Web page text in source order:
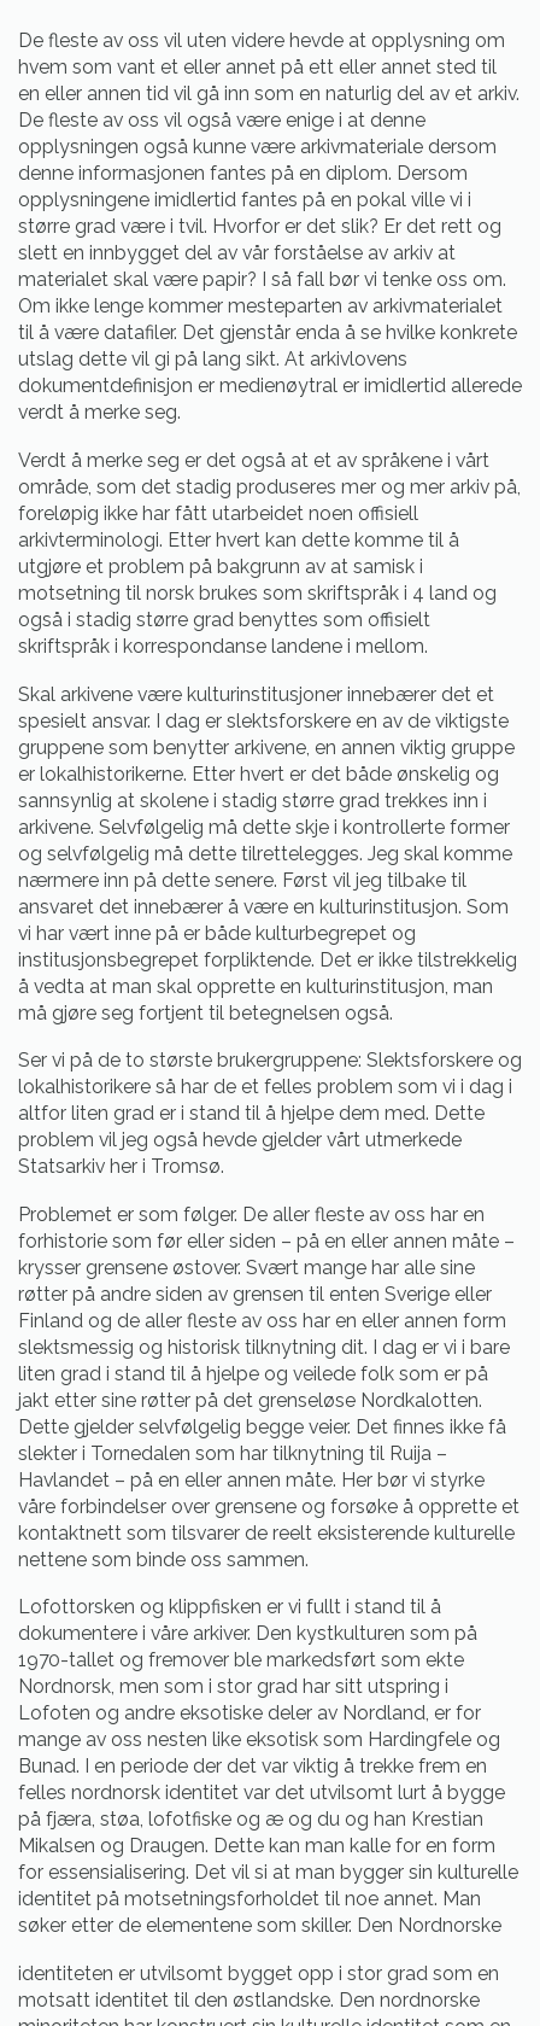
De fleste av oss vil uten videre hevde at opplysning om
hvem som vant et eller annet på ett eller annet sted til
en eller annen tid vil gå inn som en naturlig del av et arkiv.
De fleste av oss vil også være enige i at denne
opplysningen også kunne være arkivmateriale dersom
denne informasjonen fantes på en diplom. Dersom
opplysningene imidlertid fantes på en pokal ville vi i
større grad være i tvil. Hvorfor er det slik? Er det rett og
slett en innbygget del av vår forståelse av arkiv at
materialet skal være papir? I så fall bør vi tenke oss om.
Om ikke lenge kommer mesteparten av arkivmaterialet
til å være datafiler. Det gjenstår enda å se hvilke konkrete
utslag dette vil gi på lang sikt. At arkivlovens
dokumentdefinisjon er medienøytral er imidlertid allerede
verdt å merke seg.
Verdt å merke seg er det også at et av språkene i vårt
område, som det stadig produseres mer og mer arkiv på,
foreløpig ikke har fått utarbeidet noen offisiell
arkivterminologi. Etter hvert kan dette komme til å
utgjøre et problem på bakgrunn av at samisk i
motsetning til norsk brukes som skriftspråk i 4 land og
også i stadig større grad benyttes som offisielt
skriftspråk i korrespondanse landene i mellom.
Skal arkivene være kulturinstitusjoner innebærer det et
spesielt ansvar. I dag er slektsforskere en av de viktigste
gruppene som benytter arkivene, en annen viktig gruppe
er lokalhistorikerne. Etter hvert er det både ønskelig og
sannsynlig at skolene i stadig større grad trekkes inn i
arkivene. Selvfølgelig må dette skje i kontrollerte former
og selvfølgelig må dette tilrettelegges. Jeg skal komme
nærmere inn på dette senere. Først vil jeg tilbake til
ansvaret det innebærer å være en kulturinstitusjon. Som
vi har vært inne på er både kulturbegrepet og
institusjonsbegrepet forpliktende. Det er ikke tilstrekkelig
å vedta at man skal opprette en kulturinstitusjon, man
må gjøre seg fortjent til betegnelsen også.
Ser vi på de to største brukergruppene: Slektsforskere og
lokalhistorikere så har de et felles problem som vi i dag i
altfor liten grad er i stand til å hjelpe dem med. Dette
problem vil jeg også hevde gjelder vårt utmerkede
Statsarkiv her i Tromsø.
Problemet er som følger. De aller fleste av oss har en
forhistorie som før eller siden – på en eller annen måte –
krysser grensene østover. Svært mange har alle sine
røtter på andre siden av grensen til enten Sverige eller
Finland og de aller fleste av oss har en eller annen form
slektsmessig og historisk tilknytning dit. I dag er vi i bare
liten grad i stand til å hjelpe og veilede folk som er på
jakt etter sine røtter på det grenseløse Nordkalotten.
Dette gjelder selvfølgelig begge veier. Det finnes ikke få
slekter i Tornedalen som har tilknytning til Ruija –
Havlandet – på en eller annen måte. Her bør vi styrke
våre forbindelser over grensene og forsøke å opprette et
kontaktnett som tilsvarer de reelt eksisterende kulturelle
nettene som binde oss sammen.
Lofottorsken og klippfisken er vi fullt i stand til å
dokumentere i våre arkiver. Den kystkulturen som på
1970-tallet og fremover ble markedsført som ekte
Nordnorsk, men som i stor grad har sitt utspring i
Lofoten og andre eksotiske deler av Nordland, er for
mange av oss nesten like eksotisk som Hardingfele og
Bunad. I en periode der det var viktig å trekke frem en
felles nordnorsk identitet var det utvilsomt lurt å bygge
på fjæra, støa, lofotfiske og æ og du og han Krestian
Mikalsen og Draugen. Dette kan man kalle for en form
for essensialisering. Det vil si at man bygger sin kulturelle
identitet på motsetningsforholdet til noe annet. Man
søker etter de elementene som skiller. Den Nordnorske
identiteten er utvilsomt bygget opp i stor grad som en
motsatt identitet til den østlandske. Den nordnorske